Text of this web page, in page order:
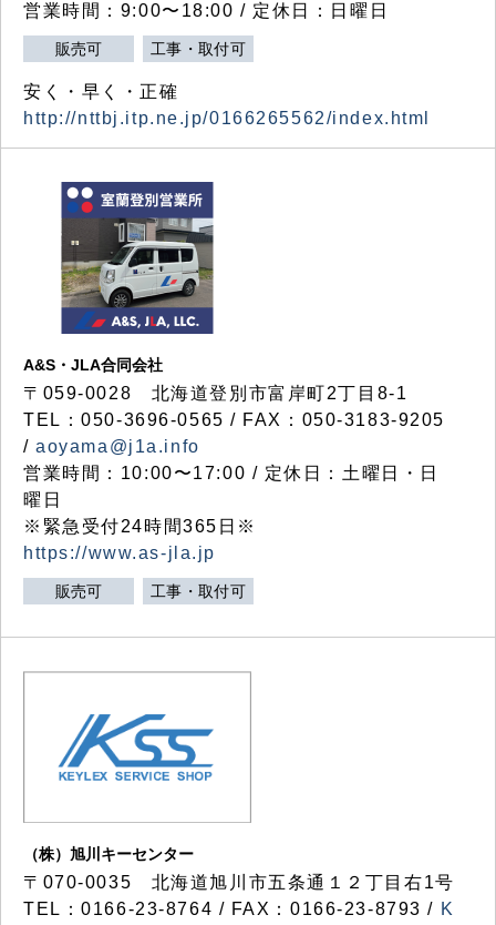
営業時間：9:00〜18:00 / 定休日：日曜日
販売可 工事・取付可
安く・早く・正確
http://nttbj.itp.ne.jp/0166265562/index.html
A&S・JLA合同会社
〒 059-0028 北海道登別市富岸町2丁目 8-1
TEL：050-3696-0565 / FAX：050-3183-9205
/aoyama@j1a.info
営業時間：10:00〜17:00 / 定休日：土曜日・日
曜日
※緊急受付24時間365日※
https://www.as-jla.jp
販売可 工事・取付可
（株）旭川キーセンター
〒070-0035 北海道旭川市五条通１２丁目右1号
TEL：0166-23-8764 / FAX：0166-23-8793 / K